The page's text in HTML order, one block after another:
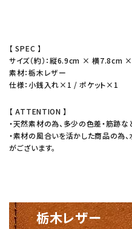
【 SPEC 】
サイズ（約）：縦6.9cm × 横7.8cm
素材：栃木レザー
仕様：小銭入れ×1 / ポケット×1
【 ATTENTION 】
・天然素材の為、多少の色差・筋跡な
・素材の風合いを活かした商品の為
がございます。
栃木レザー